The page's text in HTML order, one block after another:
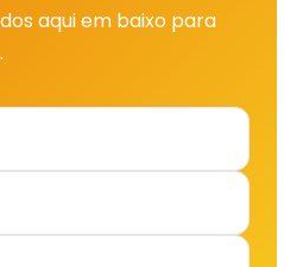
aqui em baixo para